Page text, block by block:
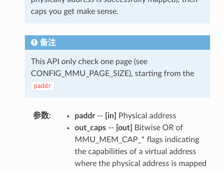
caps you get make sense.
备注
This API only check one page (see
CONFIG_MMU_PAGE_SIZE), starting from the
paddr
参数: paddr-- [in]
Physical address
out_caps-- [out]
Bitwise OR of
MMU_MEM_CAP_* flags indicating
the capabilities of a virtual address
where the physical address is mapped